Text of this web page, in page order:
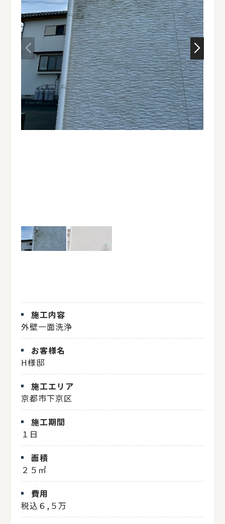
施工内容
外壁一面洗浄
お客様名
H様邸
施工エリア
京都市下京区
施工期間
１日
面積
２５㎡
費用
税込６,５万